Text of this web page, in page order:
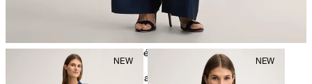
nettoyage à sec avec perchloréthylène, délicat
Vous trouverez d'autres informations d'entretien sous: